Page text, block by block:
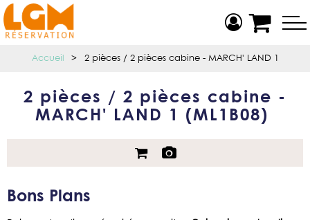
Accueil > 2 pièces / 2 pièces cabine - MARCH' LAND 1
2 pièces / 2 pièces cabine -
MARCH' LAND 1 (ML1B08 )
Bons Plans